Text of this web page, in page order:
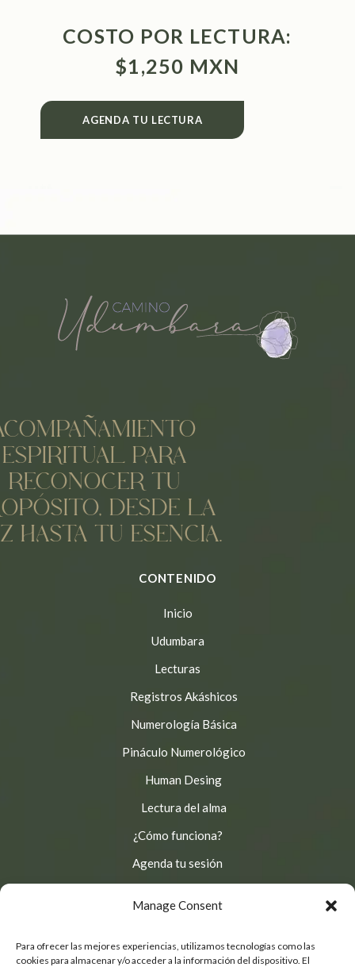
Manage Consent
Para ofrecer las mejores experiencias, utilizamos tecnologías como las
cookies para almacenar y/o acceder a la información del dispositivo. El
COSTO POR LECTURA:
$1,250 MXN
AGENDA TU LECTURA
ESPIRITUAL PARA
RECONOCER TU
DESDE LA
HASTA TU ESENCIA.
CONTENIDO
Inicio
Udumbara
Lecturas
Registros Akáshicos
Numerología Básica
Pináculo Numerológico
Human Desing
Lectura del alma
¿Cómo funciona?
Agenda tu sesión
Desarrollado por Dos Comas